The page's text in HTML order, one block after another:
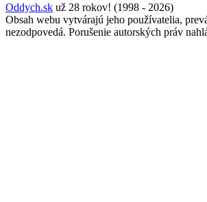
Oddych.sk už 28 rokov! (1998 - 2026)
Obsah webu vytvárajú jeho používatelia,
nezodpovedá. Porušenie autorských práv